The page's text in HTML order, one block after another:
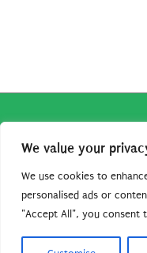
We value your
We use cookies to
personalised ads or
"Accept All", you consent
associato Amazon
Tutti i guadagni sono
per continuare a
dei cartoon.